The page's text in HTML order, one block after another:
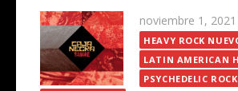
Publicada
el
noviembre 1, 2021
HEAVY ROCK
LATIN AMERICAN
PSYCHEDELIC ROCK